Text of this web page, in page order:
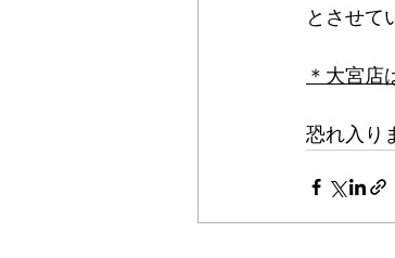
とさせて
＊大宮店
恐れ入り